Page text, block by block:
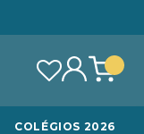
COLÉGIOS 2026